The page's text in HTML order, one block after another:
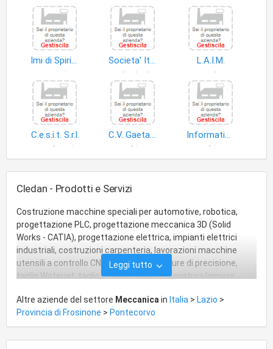
Imi di Spiridigliozzi Franco
meccanica
Societa' Italiana Montaggi S.r.l
L.A.I.M.
porte
C.e.s.i.t. S.r.l.
C.V. Gaetani S.r.l
Information Technology Service S.r.l
Cledan - Prodotti e Servizi
Costruzione macchine speciali per automotive, robotica,
progettazione PLC, progettazione meccanica 3D (Solid
Works - CATIA), progettazione elettrica, impianti elettrici
industriali, costruzioni carpenteria, lavorazioni macchine
utensili a controllo CNC, fresature torniture di precisione,
taglio Waterjet, taglio Plasma, taglio e piegatura lamiere.
Leggi tutto
Altre aziende del settore Meccanicain Italia > Lazio >
Provincia di Frosinone > Pontecorvo